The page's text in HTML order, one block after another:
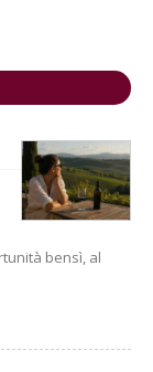
bensì, al